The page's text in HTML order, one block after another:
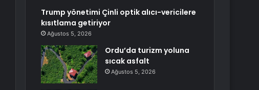
Trump yönetimi Çinli optik alıcı-vericilere
kısıtlama getiriyor
Ağustos 5, 2026
Ordu’da turizm yoluna
sıcak asfalt
Ağustos 5, 2026